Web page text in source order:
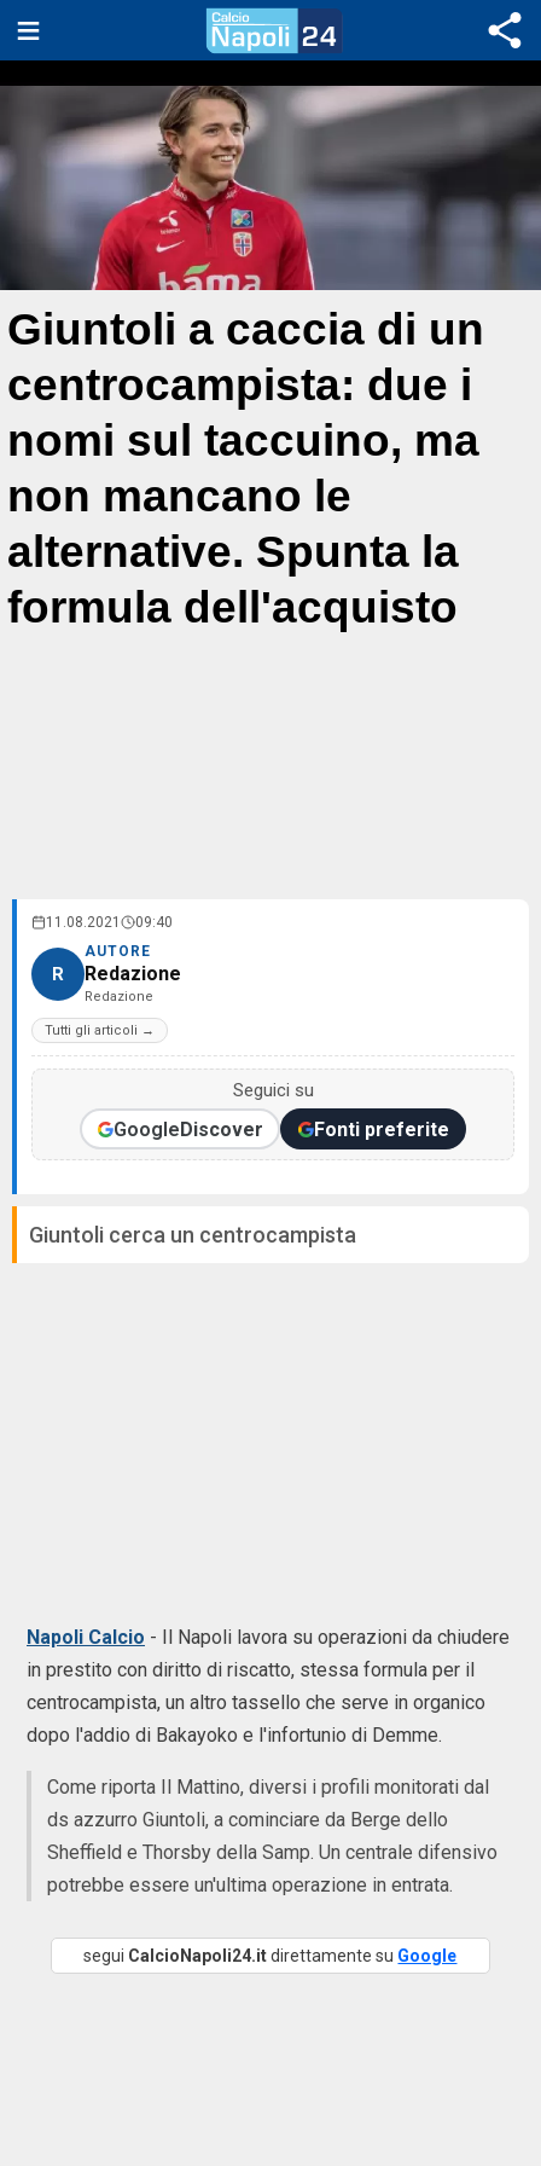
Giuntoli a caccia di un
centrocampista: due i
nomi sul taccuino, ma
non mancano le
alternative. Spunta la
formula dell'acquisto
11.08.2021 09:40
R
AUTORE
Redazione
Redazione
Tutti gli articoli →
Seguici su
GoogleDiscover Fonti preferite
Giuntoli cerca un centrocampista
Napoli Calcio - Il Napoli lavora su operazioni da chiudere
in prestito con diritto di riscatto, stessa formula per il
centrocampista, un altro tassello che serve in organico
dopo l'addio di Bakayoko e l'infortunio di Demme.
Come riporta Il Mattino, diversi i profili monitorati dal
ds azzurro Giuntoli, a cominciare da Berge dello
Sheffield e Thorsby della Samp. Un centrale difensivo
potrebbe essere un'ultima operazione in entrata.
segui CalcioNapoli24.itdirettamente su Google